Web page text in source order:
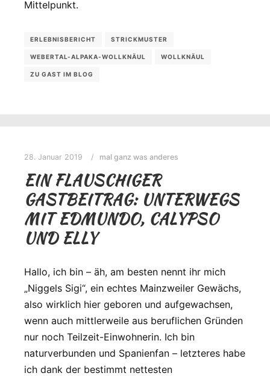
Mittelpunkt.
ERLEBNISBERICHT STRICKMUSTER
WEBERTAL-ALPAKA-WOLLKNÄUL WOLLKNÄUL
ZU GAST IM BLOG
28. Januar 2019 mal ganz was anderes
EIN FLAUSCHIGER
GASTBEITRAG: UNTERWEGS
MIT EDMUNDO, CALYPSO
UND ELLY
Hallo, ich bin – äh, am besten nennt ihr mich
„Niggels Sigi“, ein echtes Mainzweiler Gewächs,
also wirklich hier geboren und aufgewachsen,
wenn auch mittlerweile aus beruflichen Gründen
nur noch Teilzeit-Einwohnerin. Ich bin
naturverbunden und Spanienfan – letzteres habe
ich dank der bestimmt nettesten